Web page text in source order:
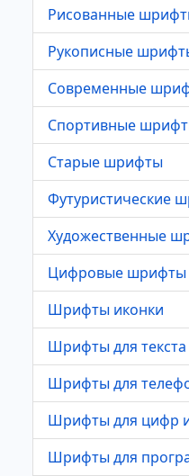
Рисованные
Рукописные
Современные
Спортивные
Старые шрифты
Футуристические
Художественные
Цифровые шрифты
Шрифты иконки
Шрифты для текста
Шрифты для
Шрифты для цифр
Шрифты для